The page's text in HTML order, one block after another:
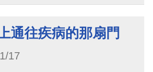
通往疾病的那扇門
17